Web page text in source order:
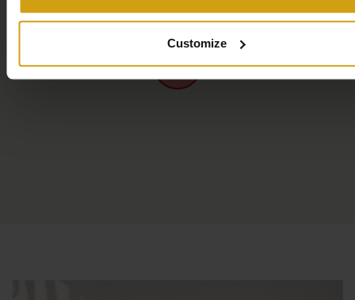
Customize
Das dritte Schlafzimmer und das zweite Badezimmer
befinden sich im ersten Stock, wo Sie auch Zugang zu
den Liegestühlen entspannen oder bei einem Drink den